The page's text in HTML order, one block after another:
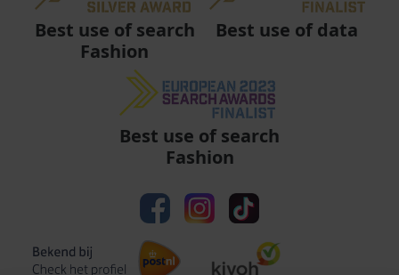
Best use of search
Fashion
Best use of data
Best use of search
Fashion